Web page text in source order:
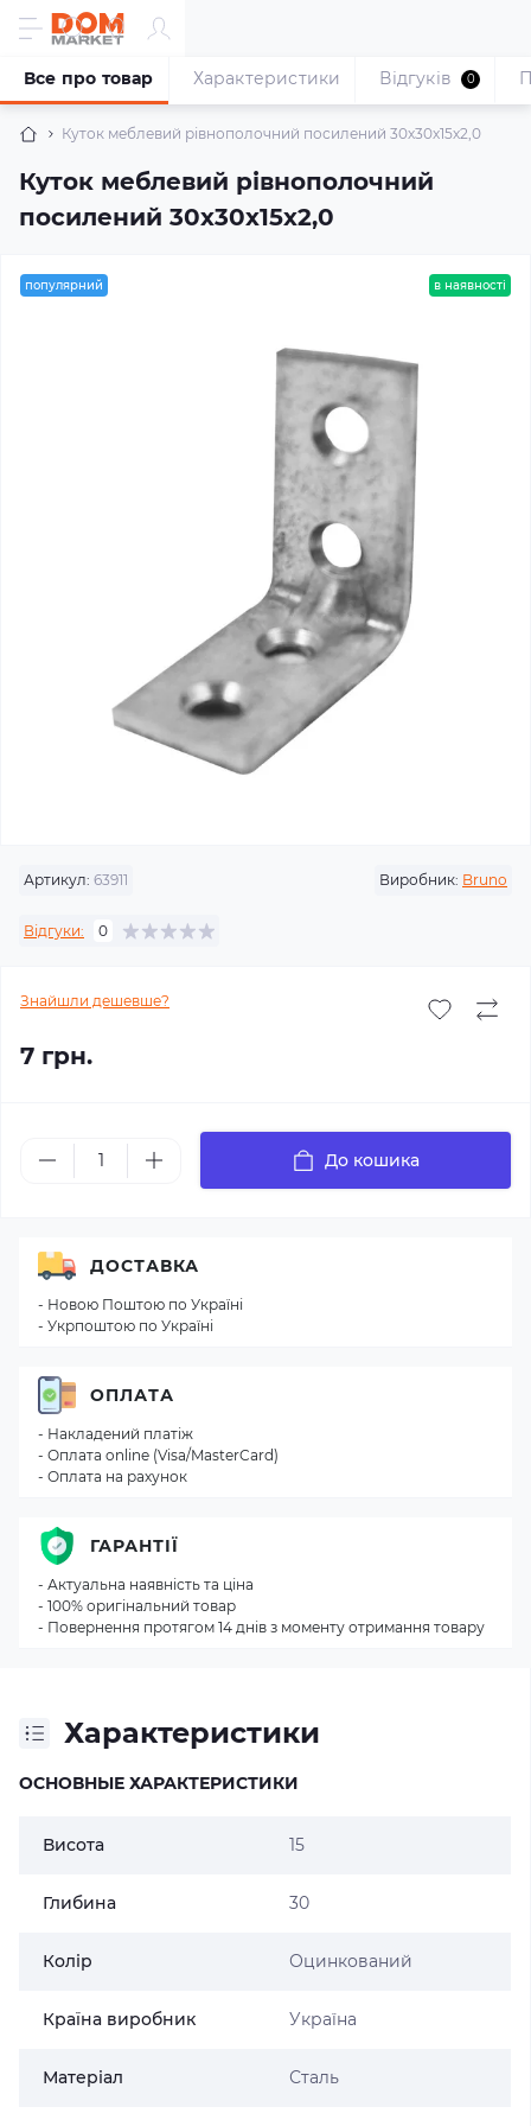
Куток меблевий рівнополочний посилений 30х30х15х2,0
Куток меблевий рівнополочний
посилений 30х30х15х2,0
Все про товар Характеристики Відгуків 0
популярний в наявності
Артикул: 63911 Виробник: Bruno
Відгуки: 0
Знайшли дешевше?
7 грн.
До кошика
Характеристики
ОСНОВНЫЕ ХАРАКТЕРИСТИКИ
Висота 15
Глибина 30
Колір Оцинкований
Країна виробник Україна
Матеріал Сталь
ДОСТАВКА
- Новою Поштою по Україні
- Укрпоштою по Україні
ОПЛАТА
- Накладений платіж
- Оплата online (Visa/MasterCard)
- Оплата на рахунок
ГАРАНТІЇ
- Актуальна наявність та ціна
- 100% оригінальний товар
- Повернення протягом 14 днів з моменту отримання товару